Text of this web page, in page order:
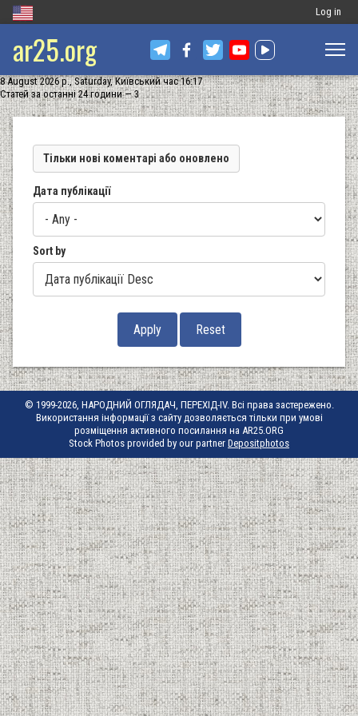
Меню
запису
Log in
ar25.org
8 August 2026 р., Saturday, Київський час 16:17
Статей за останні 24 години — 3
Тільки нові коментарі або оновлено
Дата публікації
Sort by
© 1999-2026, НАРОДНИЙ ОГЛЯДАЧ, ПЕРЕХІД-IV. Всі права застережено.
Використання інформації з сайту дозволяється тільки при умові
розміщення активного посилання на AR25.ORG
Stock Photos provided by our partner Depositphotos